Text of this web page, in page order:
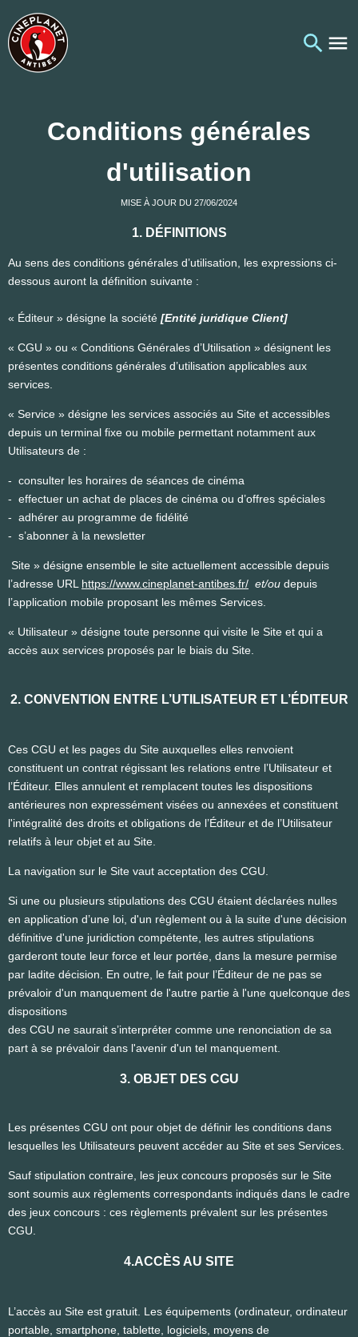
Conditions générales
d'utilisation
MISE À JOUR DU 27/06/2024
1. DÉFINITIONS
Au sens des conditions générales d’utilisation, les expressions ci-
dessous auront la définition suivante :
« Éditeur » désigne la société [Entité juridique Client]
« CGU » ou « Conditions Générales d’Utilisation » désignent les
présentes conditions générales d’utilisation applicables aux
services.
« Service » désigne les services associés au Site et accessibles
depuis un terminal fixe ou mobile permettant notamment aux
Utilisateurs de :
- consulter les horaires de séances de cinéma
- effectuer un achat de places de cinéma ou d’offres spéciales
- adhérer au programme de fidélité
- s’abonner à la newsletter
Site » désigne ensemble le site actuellement accessible depuis
l’adresse URL https://www.cineplanet-antibes.fr/ et/ou depuis
l’application mobile proposant les mêmes Services.
« Utilisateur » désigne toute personne qui visite le Site et qui a
accès aux services proposés par le biais du Site.
2. CONVENTION ENTRE L’UTILISATEUR ET L’ÉDITEUR
Ces CGU et les pages du Site auxquelles elles renvoient
constituent un contrat régissant les relations entre l’Utilisateur et
l’Éditeur. Elles annulent et remplacent toutes les dispositions
antérieures non expressément visées ou annexées et constituent
l'intégralité des droits et obligations de l’Éditeur et de l’Utilisateur
relatifs à leur objet et au Site.
La navigation sur le Site vaut acceptation des CGU.
Si une ou plusieurs stipulations des CGU étaient déclarées nulles
en application d’une loi, d'un règlement ou à la suite d'une décision
définitive d'une juridiction compétente, les autres stipulations
garderont toute leur force et leur portée, dans la mesure permise
par ladite décision. En outre, le fait pour l’Éditeur de ne pas se
prévaloir d'un manquement de l'autre partie à l'une quelconque des
dispositions
des CGU ne saurait s’interpréter comme une renonciation de sa
part à se prévaloir dans l'avenir d'un tel manquement.
3. OBJET DES CGU
Les présentes CGU ont pour objet de définir les conditions dans
lesquelles les Utilisateurs peuvent accéder au Site et ses Services.
Sauf stipulation contraire, les jeux concours proposés sur le Site
sont soumis aux règlements correspondants indiqués dans le cadre
des jeux concours : ces règlements prévalent sur les présentes
CGU.
4.ACCÈS AU SITE
L’accès au Site est gratuit. Les équipements (ordinateur, ordinateur
portable, smartphone, tablette, logiciels, moyens de